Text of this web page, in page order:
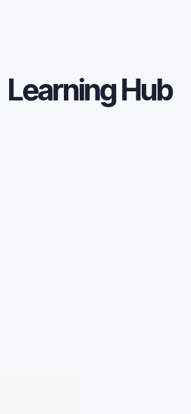
Learning Hub